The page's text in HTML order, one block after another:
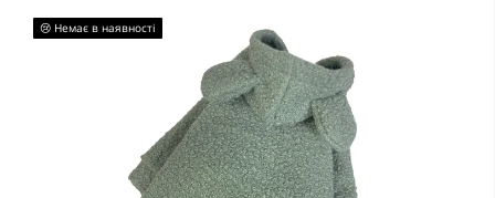
😢 Немає в наявності